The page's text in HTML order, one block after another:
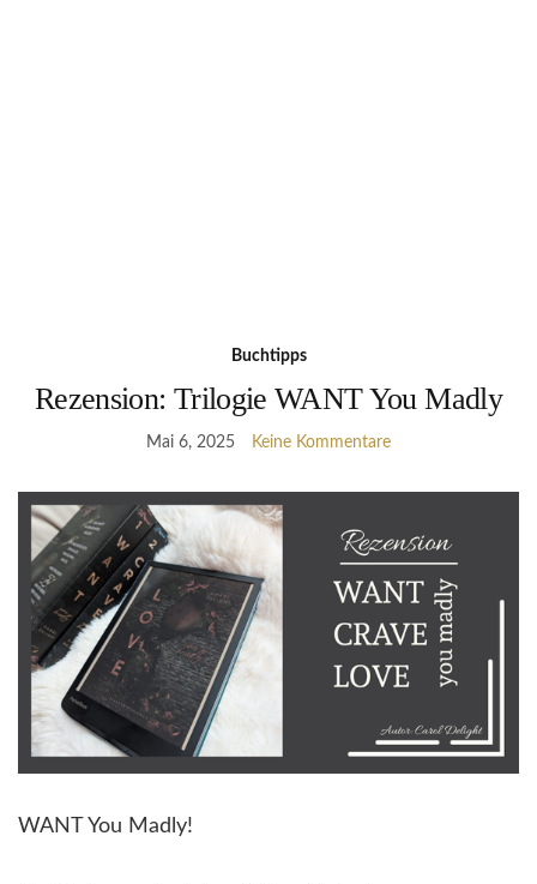
Buchtipps
Rezension: Trilogie WANT You Madly
Mai 6, 2025 Keine Kommentare
WANT You Madly!